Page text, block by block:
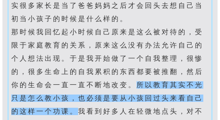
实很多家长是当了爸爸妈妈之后才会回头去想自己当
初当小孩子的时候是什么样的。
那时候我回忆起小时候自己原来是这么被对待的，受
限于家庭教育的关系，原来这么没有办法允许自己的
个人想法出现。于是我开始做了一个自我整理，很惨
的，很多生命上的自我累积的东西都要被推翻，然后
你的生命会一直一直不断地改变。 所以教育其实不光
只是怎么教小孩，也必须是要从小孩回过头来看自己
的这样一个功课。 我看到好多人在轻微地点头，对不